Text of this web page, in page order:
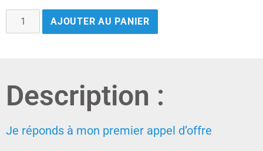
AJOUTER AU PANIER
Description :
Je réponds à mon premier appel d’offre